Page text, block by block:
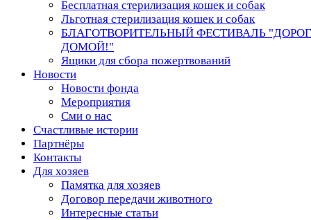
Бесплатная стерилизация кошек и собак
Льготная стерилизация кошек и собак
БЛАГОТВОРИТЕЛЬНЫЙ ФЕСТИВАЛЬ
ДОМОЙ!"
Ящики для сбора пожертвований
Новости
Новости фонда
Мероприятия
Сми о нас
Счастливые истории
Партнёры
Контакты
Для хозяев
Памятка для хозяев
Договор передачи животного
Интересные статьи